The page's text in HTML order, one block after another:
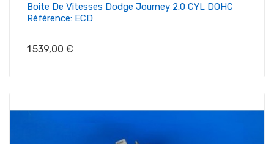
Boite De Vitesses Dodge Journey 2.0 CYL DOHC
Référence: ECD
Prix
1 539,00 €